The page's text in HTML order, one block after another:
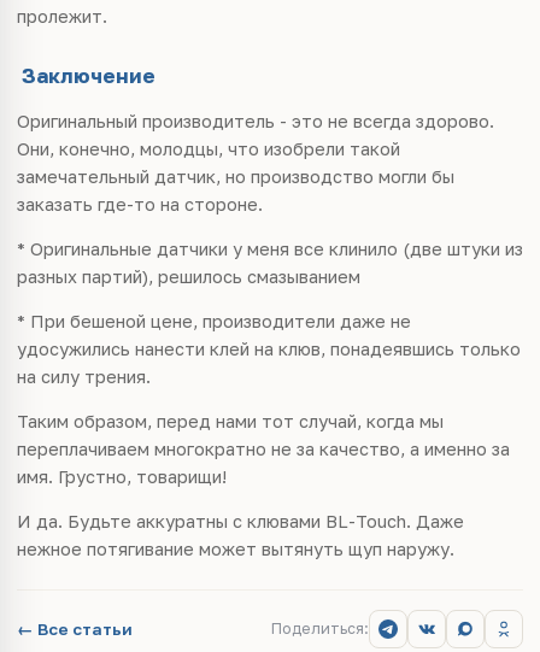
пролежит.
Заключение
Оригинальный производитель - это не всегда здорово.
Они, конечно, молодцы, что изобрели такой
замечательный датчик, но производство могли бы
заказать где-то на стороне.
* Оригинальные датчики у меня все клинило (две штуки из
разных партий), решилось смазыванием
* При бешеной цене, производители даже не
удосужились нанести клей на клюв, понадеявшись только
на силу трения.
Таким образом, перед нами тот случай, когда мы
переплачиваем многократно не за качество, а именно за
имя. Грустно, товарищи!
И да. Будьте аккуратны с клювами BL-Touch. Даже
нежное потягивание может вытянуть щуп наружу.
← Все статьи Поделиться: